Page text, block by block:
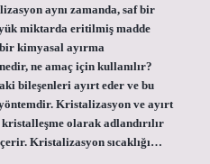
aynı zamanda, saf bir
miktarda eritilmiş madde
kimyasal ayırma
ne amaç için kullanılır?
bileşenleri ayırt eder ve bu
Kristalizasyon ve ayırt
olarak adlandırılır
Kristalizasyon sıcaklığı…